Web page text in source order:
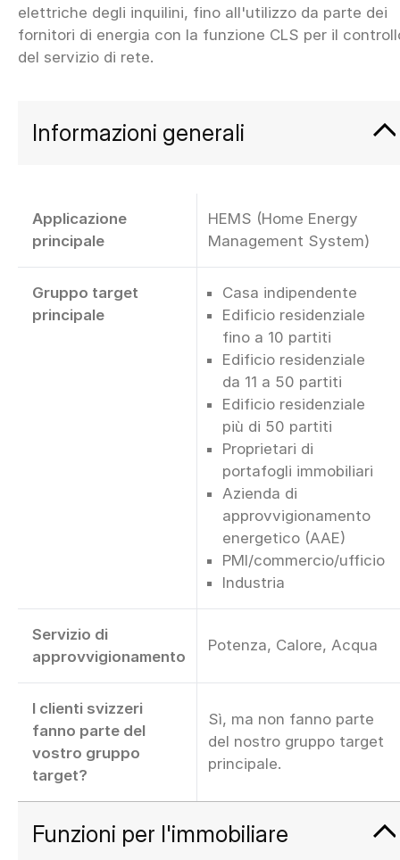
elettriche degli inquilini, fino all'utilizzo da parte dei
fornitori di energia con la funzione CLS per il
Informazioni generali
Applicazione
principale
HEMS (Home Energy
Management System)
Gruppo target
principale
Casa indipendente
Edificio residenziale
fino a 10 partiti
Edificio residenziale
da 11 a 50 partiti
Edificio residenziale
più di 50 partiti
Proprietari di
portafogli immobiliari
Azienda di
approvvigionamento
energetico (AAE)
PMI/commercio/ufficio
Industria
Servizio di
approvvigionamento
Potenza, Calore, Acqua
I clienti svizzeri
fanno parte del
vostro gruppo
target?
Sì, ma non fanno parte
del nostro gruppo target
principale.
Funzioni per l'immobiliare